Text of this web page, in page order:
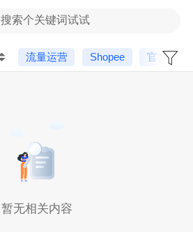
搜索个关键词试试
流量运营 Shopee 官方课
暂无相关内容